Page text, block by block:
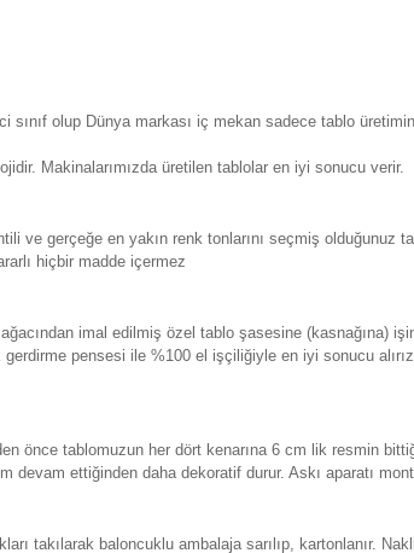
olup Dünya markası iç mekan sadece tablo
Makinalarımızda üretilen tablolar en iyi sonucu verir.
ve gerçeğe en yakın renk tonlarını seçmiş olduğunuz
hiçbir madde içermez
imal edilmiş özel tablo şasesine (kasnağına)
pensesi ile %100 el işçiliğiyle en iyi sonucu
önce tablomuzun her dört kenarına 6 cm lik resmin
devam ettiğinden daha dekoratif durur. Askı aparatı
takılarak baloncuklu ambalaja sarılıp, kartonlanır.